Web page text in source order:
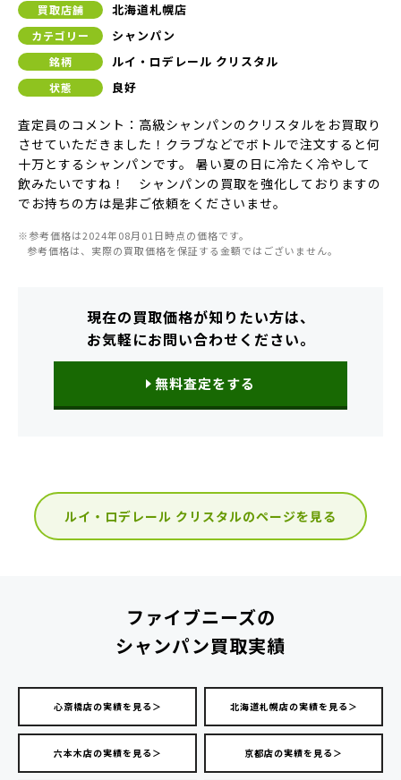
買取店舗
北海道札幌店
カテゴリー シャンパン
銘柄 ルイ・ロデレール クリスタル
状態 良好
査定員のコメント：高級シャンパンのクリスタルをお買取り
させていただきました！クラブなどでボトルで注文すると何
十万とするシャンパンです。 暑い夏の日に冷たく冷やして
飲みたいですね！ シャンパンの買取を強化しておりますの
でお持ちの方は是非ご依頼をくださいませ。
※参考価格は2024年08月01日時点の価格です。
参考価格は、実際の買取価格を保証する金額ではございません。
現在の買取価格が知りたい方は、
お気軽にお問い合わせください。
無料査定をする
ルイ・ロデレール クリスタルのページを見る
ファイブニーズの
シャンパン買取実績
心斎橋店の実績を見る＞ 北海道札幌店の実績を見る＞
六本木店の実績を見る＞ 京都店の実績を見る＞